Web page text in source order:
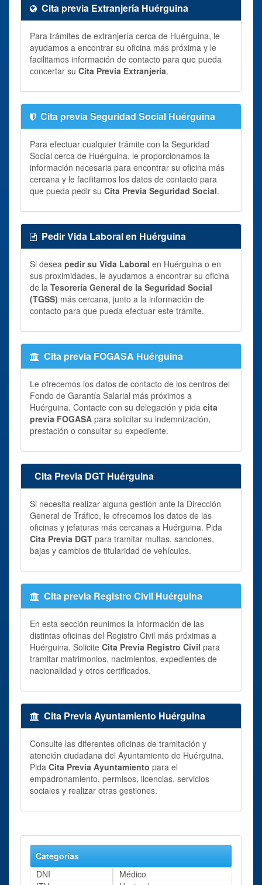
Cita previa Extranjería Huérguina
Para trámites de extranjería cerca de Huérguina, le
ayudamos a encontrar su oficina más próxima y le
facilitamos información de contacto para que pueda
concertar su Cita Previa Extranjería.
Cita previa Seguridad Social Huérguina
Para efectuar cualquier trámite con la Seguridad
Social cerca de Huérguina, le proporcionamos la
información necesaria para encontrar su oficina más
cercana y le facilitamos los datos de contacto para
que pueda pedir su Cita Previa Seguridad Social.
Pedir Vida Laboral en Huérguina
Si desea pedir su Vida Laboral en Huérguina o en
sus proximidades, le ayudamos a encontrar su oficina
de la Tesorería General de la Seguridad Social
(TGSS) más cercana, junto a la información de
contacto para que pueda efectuar este trámite.
Cita previa FOGASA Huérguina
Le ofrecemos los datos de contacto de los centros del
Fondo de Garantía Salarial más próximos a
Huérguina. Contacte con su delegación y pida cita
previa FOGASA para solicitar su indemnización,
prestación o consultar su expediente.
Cita Previa DGT Huérguina
Si necesita realizar alguna gestión ante la Dirección
General de Tráfico, le ofrecemos los datos de las
oficinas y jefaturas más cercanas a Huérguina. Pida
Cita Previa DGT para tramitar multas, sanciones,
bajas y cambios de titularidad de vehículos.
Cita previa Registro Civil Huérguina
En esta sección reunimos la información de las
distintas oficinas del Registro Civil más próximas a
Huérguina. Solicite Cita Previa Registro Civil para
tramitar matrimonios, nacimientos, expedientes de
nacionalidad y otros certificados.
Cita Previa Ayuntamiento Huérguina
Consulte las diferentes oficinas de tramitación y
atención ciudadana del Ayuntamiento de Huérguina.
Pida Cita Previa Ayuntamiento para el
empadronamiento, permisos, licencias, servicios
sociales y realizar otras gestiones.
Categorías
DNI
Médico